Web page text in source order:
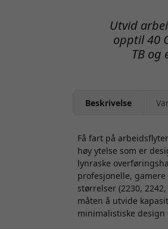
Utvid
opptil 40
TB
Beskrivelse
Få fart på
høy ytelse som er
lynraske
profesjonelle,
størrelser (2230,
måten å utvide
minimalistiske